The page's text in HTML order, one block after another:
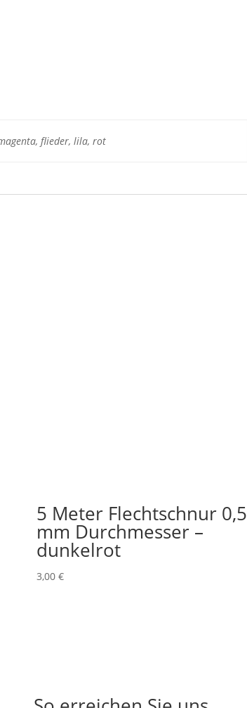
flieder, lila, rot
5 Meter Flechtschnur 0,5
mm Durchmesser –
dunkelrot
3,00€